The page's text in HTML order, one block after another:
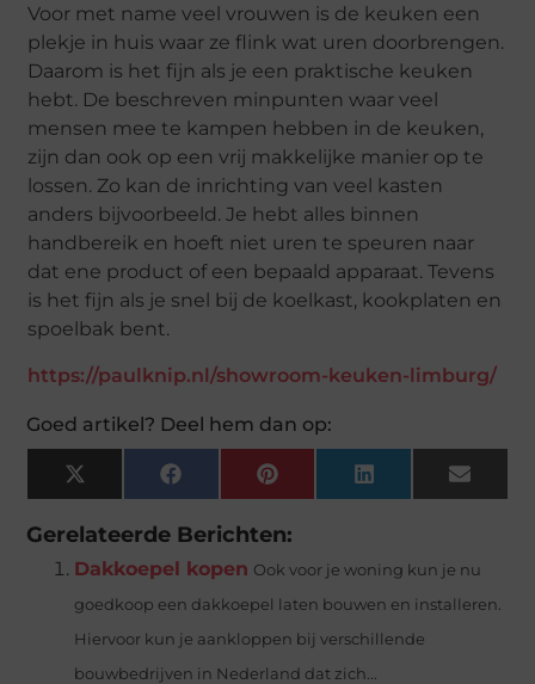
Voor met name veel vrouwen is de keuken een
plekje in huis waar ze flink wat uren doorbrengen.
Daarom is het fijn als je een praktische keuken
hebt. De beschreven minpunten waar veel
mensen mee te kampen hebben in de keuken,
zijn dan ook op een vrij makkelijke manier op te
lossen. Zo kan de inrichting van veel kasten
anders bijvoorbeeld. Je hebt alles binnen
handbereik en hoeft niet uren te speuren naar
dat ene product of een bepaald apparaat. Tevens
is het fijn als je snel bij de koelkast, kookplaten en
spoelbak bent.
https://paulknip.nl/showroom-keuken-limburg/
Goed artikel? Deel hem dan op:
X
(Twitter)
Facebook Pinterest LinkedIn Email
Gerelateerde Berichten:
Dakkoepel kopen Ook voor je woning kun je nu
goedkoop een dakkoepel laten bouwen en installeren.
Hiervoor kun je aankloppen bij verschillende
bouwbedrijven in Nederland dat zich...